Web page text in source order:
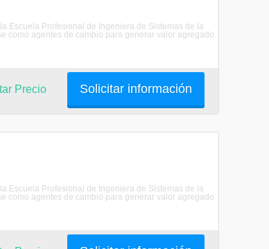
Escuela Profesional de Ingeniera de Sistemas de la
como agentes de cambio para generar valor agregado
Solicitar información
Precio
Escuela Profesional de Ingeniera de Sistemas de la
como agentes de cambio para generar valor agregado